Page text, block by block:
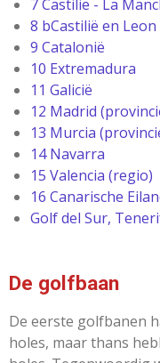
7Castilië - La
8 bCastilië en Leon
9 Catalonië
10 Extremadura
11 Galicië
12 Madrid
13 Murcia
14Navarra
15 Valencia (regio)
16 Canarische
Golf del Sur,
De golfbaan
De eerste golfbanen
holes, maar thans